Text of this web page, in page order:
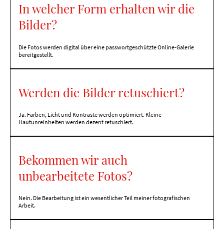
In welcher Form erhalten wir die
Bilder?
Die Fotos werden digital über eine passwortgeschützte Online-Galerie
bereitgestellt.
Werden die Bilder retuschiert?
Ja. Farben, Licht und Kontraste werden optimiert. Kleine
Hautunreinheiten werden dezent retuschiert.
Bekommen wir auch
unbearbeitete Fotos?
Nein. Die Bearbeitung ist ein wesentlicher Teil meiner fotografischen
Arbeit.